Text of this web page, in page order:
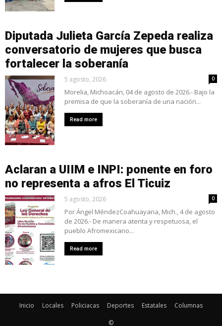
Diputada Julieta García Zepeda realiza
conversatorio de mujeres que busca
fortalecer la soberanía
5 agosto, 2026 0
Morelia, Michoacán, 04 de agosto de 2026.- Bajo la
premisa de que la soberanía de una nación...
Read more
Aclaran a UIIM e INPI: ponente en foro
no representa a afros El Ticuiz
5 agosto, 2026 0
Por Ángel MéndezCoahuayana, Mich., 4 de agosto
de 2026.- De manera atenta y respetuosa, el
pueblo Afromexicano...
Read more
Inicio Locales Policiacas Deportes Estatales Columnas
©